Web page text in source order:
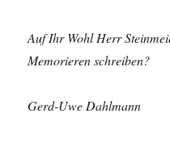
Auf Ihr Wohl Herr
Memorieren schreiben?
Gerd-Uwe Dahlmann